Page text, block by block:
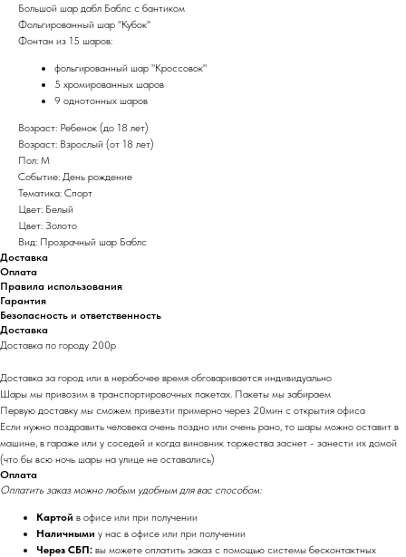
Большой шар дабл Баблс с бантиком
Фольгированный шар "Кубок"
Фонтан из 15 шаров:
фольгированный шар "Кроссовок"
5 хромированных шаров
9 однотонных шаров
Возраст: Ребенок (до 18 лет)
Возраст: Взрослый (от 18 лет)
Пол: М
Событие: День рождение
Тематика: Спорт
Цвет: Белый
Цвет: Золото
Вид: Прозрачный шар Баблс
Доставка
Оплата
Правила использования
Гарантия
Безопасность и ответственность
Доставка
Доставка по городу 200р
Доставка за город или в нерабочее время обговаривается индивидуально
Шары мы привозим в транспортировочных пакетах. Пакеты мы забираем
Первую доставку мы сможем привезти примерно через 20мин с открытия офиса
Если нужно поздравить человека очень поздно или очень рано, то шары можно оставит в
машине, в гараже или у соседей и когда виновник торжества заснет - занести их домой
(что бы всю ночь шары на улице не оставались)
Оплата
Оплатить заказ можно любым удобным для вас способом:
Картой в офисе или при получении
Наличными у нас в офисе или при получении
Через СБП: вы можете оплатить заказ с помощью системы бесконтактных